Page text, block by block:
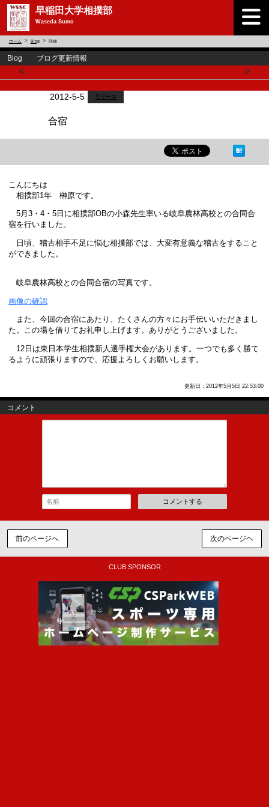
早稲田大学相撲部
Waseda Sumo
ホーム Blog 詳細
Blog ブログ更新情報
< >
2012-5-5 リリース
合宿
こんにちは
相撲部1年 榊原です。
5月3・4・5日に相撲部OBの小森先生率いる岐阜農林高校との合同合
宿を行いました。
日頃、稽古相手不足に悩む相撲部では、大変有意義な稽古をすること
ができました。
岐阜農林高校との合同合宿の写真です。
画像の確認
また、今回の合宿にあたり、たくさんの方々にお手伝いいただきまし
た。この場を借りてお礼申し上げます。ありがとうございました。
12日は東日本学生相撲新人選手権大会があります。一つでも多く勝て
るように頑張りますので、応援よろしくお願いします。
更新日：2012年5月5日 22:53:00
コメント
コメントする
前のページへ 次のページヘ
CLUB SPONSOR